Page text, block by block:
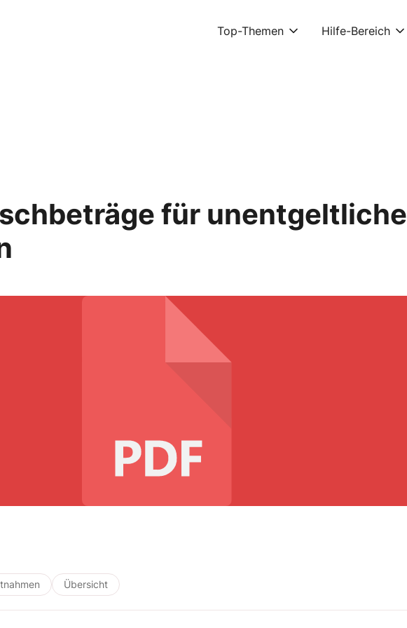
Top-Themen Hilfe-Bereich
für unentgeltliche
Übersicht